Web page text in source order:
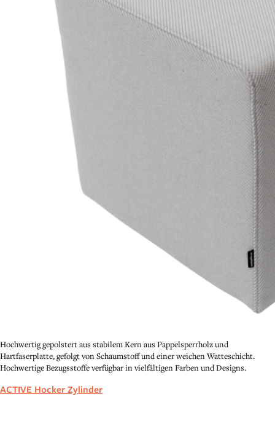
Hochwertig gepolstert aus stabilem Kern aus Pappelsperrholz und
Hartfaserplatte, gefolgt von Schaumstoff und einer weichen Watteschicht.
Hochwertige Bezugsstoffe verfügbar in vielfältigen Farben und Designs.
ACTIVE Hocker Zylinder